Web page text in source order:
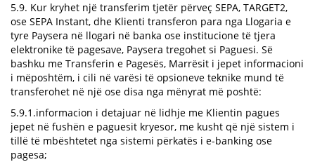
5.9. Kur kryhet një transferim tjetër përveç SEPA, TARGET2,
ose SEPA Instant, dhe Klienti transferon para nga Llogaria e
tyre Paysera në llogari në banka ose institucione të tjera
elektronike të pagesave, Paysera tregohet si Paguesi. Së
bashku me Transferin e Pagesës, Marrësit i jepet informacioni
i mëposhtëm, i cili në varësi të opsioneve teknike mund të
transferohet në një ose disa nga mënyrat më poshtë:
5.9.1.informacion i detajuar në lidhje me Klientin pagues
jepet në fushën e paguesit kryesor, me kusht që një sistem i
tillë të mbështetet nga sistemi përkatës i e-banking ose
pagesa;